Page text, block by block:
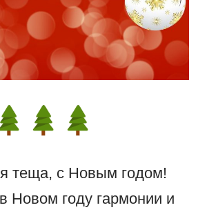
теща, с Новым годом!
году гармонии и